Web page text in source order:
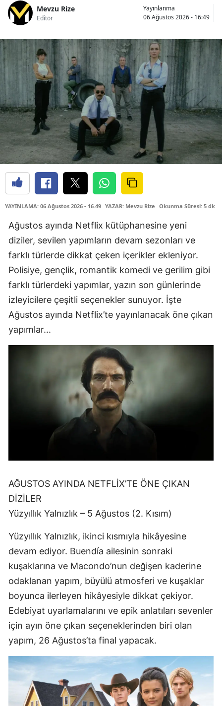
Mevzu Rize
Editör
Yayınlanma
06 Ağustos 2026 - 16:49
YAYINLAMA: 06 Ağustos 2026 - 16.49 YAZAR: Mevzu Rize Okunma Süresi: 5 dk
Ağustos ayında Netflix kütüphanesine yeni
diziler, sevilen yapımların devam sezonları ve
farklı türlerde dikkat çeken içerikler ekleniyor.
Polisiye, gençlik, romantik komedi ve gerilim gibi
farklı türlerdeki yapımlar, yazın son günlerinde
izleyicilere çeşitli seçenekler sunuyor. İşte
Ağustos ayında Netflix’te yayınlanacak öne çıkan
yapımlar...
AĞUSTOS AYINDA NETFLİX’TE ÖNE ÇIKAN
DİZİLER
Yüzyıllık Yalnızlık – 5 Ağustos (2. Kısım)
Yüzyıllık Yalnızlık, ikinci kısmıyla hikâyesine
devam ediyor. Buendía ailesinin sonraki
kuşaklarına ve Macondo’nun değişen kaderine
odaklanan yapım, büyülü atmosferi ve kuşaklar
boyunca ilerleyen hikâyesiyle dikkat çekiyor.
Edebiyat uyarlamalarını ve epik anlatıları sevenler
için ayın öne çıkan seçeneklerinden biri olan
yapım, 26 Ağustos’ta final yapacak.